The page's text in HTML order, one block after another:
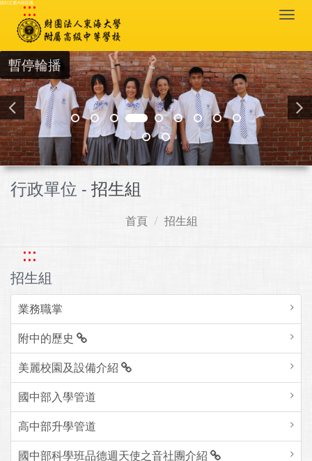
跳到主要內容區塊
:::
暫停輪播
行政單位 - 招生組
首頁 招生組
:::
招生組
業務職掌
附中的歷史
美麗校園及設備介紹
國中部入學管道
高中部升學管道
國中部科學班品德週天使之音社團介紹